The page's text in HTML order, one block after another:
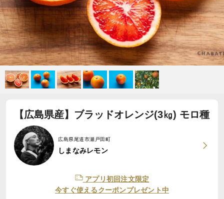
【広島県産】ブラッドオレンジ(3㎏) モロ種
広島県尾道市瀬戸田町
しまなみレモン
アプリ初回注文限定
今すぐ使えるクーポンプレゼント中